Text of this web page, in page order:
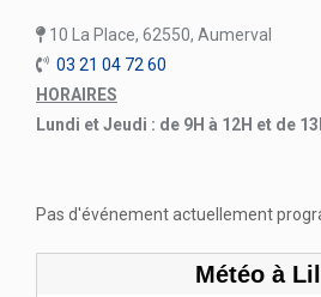
10 La Place, 62550, Aumerval
03 21 04 72 60
HORAIRES
Lundi et Jeudi : de 9H à 12H et de
Pas d'événement actuellement
Météo à